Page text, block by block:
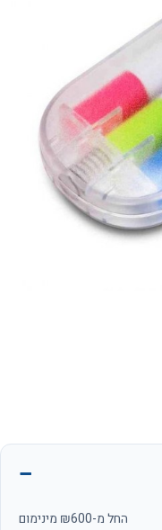
החל מ-₪600 מינימום